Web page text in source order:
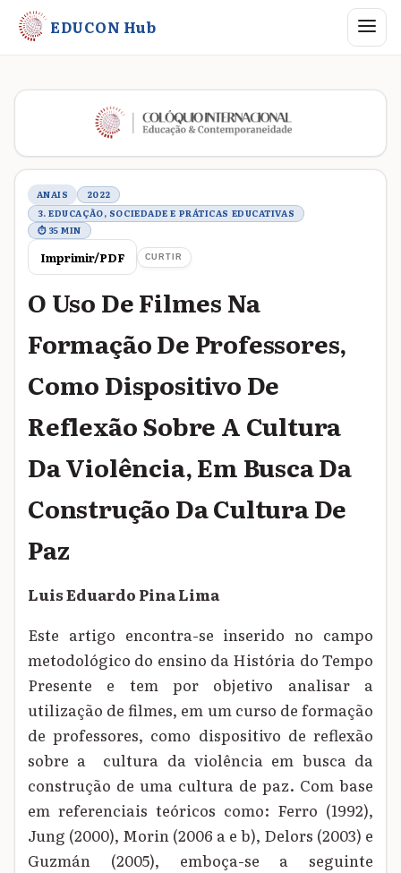
EDUCON Hub Abrir
Metadados do trabalho
ANAIS
2022
3. EDUCAÇÃO, SOCIEDADE E PRÁTICAS EDUCATIVAS
⏱ 35 MIN
Imprimir/PDF CURTIR
O Uso De Filmes Na
Formação De Professores,
Como Dispositivo De
Reflexão Sobre A Cultura
Da Violência, Em Busca Da
Construção Da Cultura De
Paz
Luis Eduardo Pina Lima
Este artigo encontra-se inserido no campo
metodológico do ensino da História do Tempo
Presente e tem por objetivo analisar a
utilização de filmes, em um curso de formação
de professores, como dispositivo de reflexão
sobre a cultura da violência em busca da
construção de uma cultura de paz. Com base
em referenciais teóricos como: Ferro (1992),
Jung (2000), Morin (2006 a e b), Delors (2003) e
Guzmán (2005), emboça-se a seguinte